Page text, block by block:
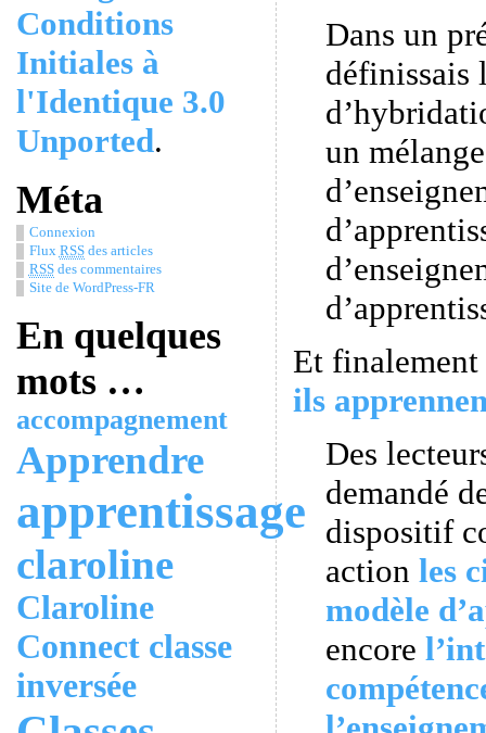
Conditions
Initiales à
l'Identique 3.0
Unported.
Méta
Connexion
Flux RSSdes articles
RSSdes commentaires
Site de WordPress-FR
En quelques
mots …
accompagnement
Apprendre
apprentissage
claroline
Claroline
Connect classe
inversée
Dans un
définissais
un
Et
ils
Des
demandé
dispositif
action les
modèle
encore